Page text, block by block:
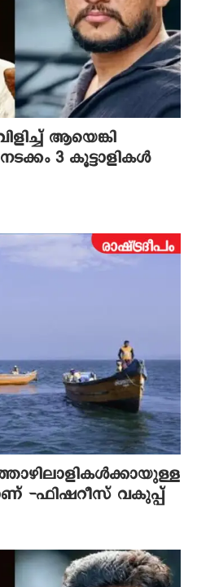
ആയെങ്കി
3 കൂട്ടാളികൾ
-ഫിഷറീസ് വകുപ്പ്